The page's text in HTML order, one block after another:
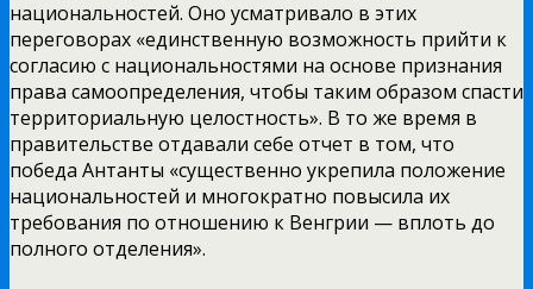
национальностей. Оно усматривало в этих
переговорах «единственную возможность прийти к
согласию с национальностями на основе признания
права самоопределения, чтобы таким образом спасти
территориальную целостность». В то же время в
правительстве отдавали себе отчет в том, что
победа Антанты «существенно укрепила положение
национальностей и многократно повысила их
требования по отношению к Венгрии — вплоть до
полного отделения».